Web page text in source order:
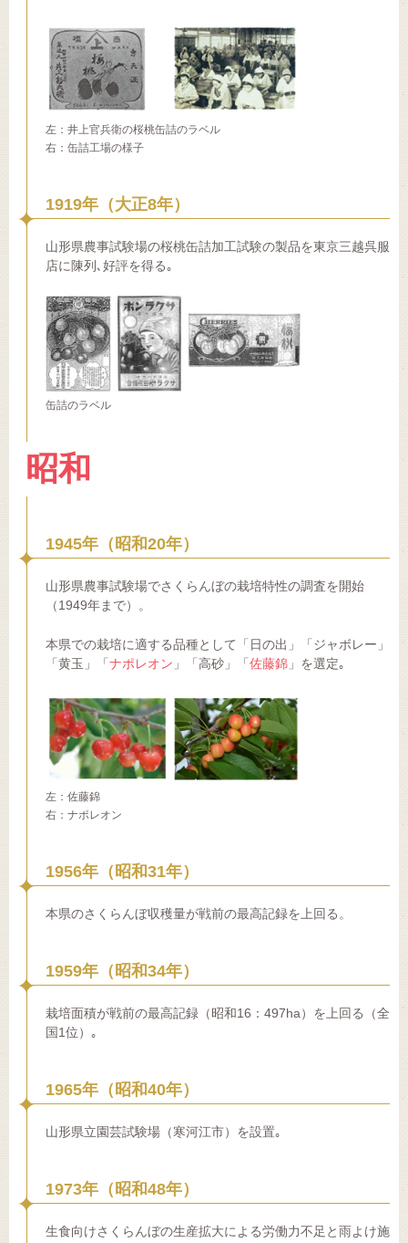
左：井上官兵衛の桜桃缶詰のラベル
右：缶詰工場の様子
1919年（大正8年）
山形県農事試験場の桜桃缶詰加工試験の製品を東京三越呉服
店に陳列､好評を得る｡
缶詰のラベル
昭和
1945年（昭和20年）
山形県農事試験場でさくらんぼの栽培特性の調査を開始
（1949年まで）。
本県での栽培に適する品種として「日の出」「ジャボレー」
「黄玉」「 ナポレオン 」「高砂」「 佐藤錦 」を選定｡
左：佐藤錦
右：ナポレオン
1956年（昭和31年）
本県のさくらんぼ収穫量が戦前の最高記録を上回る。
1959年（昭和34年）
栽培面積が戦前の最高記録（昭和16：497ha）を上回る（全
国1位）｡
1965年（昭和40年）
山形県立園芸試験場（寒河江市）を設置｡
1973年（昭和48年）
生食向けさくらんぼの生産拡大による労働力不足と雨よけ施